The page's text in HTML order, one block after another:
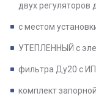
двух регуляторов
с местом
УТЕПЛЕННЫЙ с
фильтра Ду20 с
комплект